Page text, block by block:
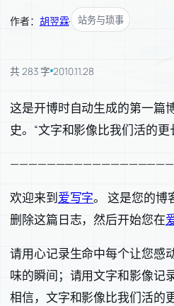
作者： 胡翌霖· 站务与琐事
共 283 字 2010.11.28
这是开博时自动生成的第一篇
史。“文字和影像比我们活的更
欢迎来到爱写字。 这是您的博
删除这篇日志，然后开始您在
请用心记录生命中每个让您感
味的瞬间；请用文字和影像记
相信，文字和影像比我们活的